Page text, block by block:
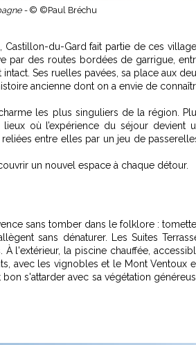
- © ©Paul Bréchu
du-Gard fait partie de ces
par des routes bordées de garrigue,
Ses ruelles pavées, sa place aux
ancienne dont on a envie de
les plus singuliers de la région.
lieux où l’expérience du séjour devient
entre elles par un jeu de
un nouvel espace à chaque détour.
sans tomber dans le folklore :
sans dénaturer. Les Suites
l'extérieur, la piscine chauffée,
avec les vignobles et le Mont Ventoux
s'attarder avec sa végétation